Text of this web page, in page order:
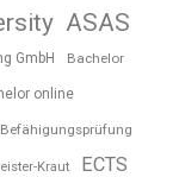
ASAS
GmbH Bachelor
online
Befähigungsprüfung
Kraut ECTS